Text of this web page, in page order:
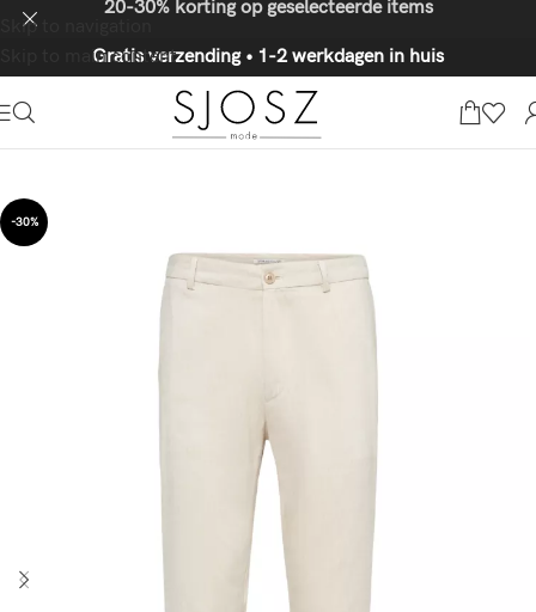
Skip to navigation
Skip to main content
20-30% korting op geselecteerde items
Gratis verzending • 1-2 werkdagen in huis
-30%